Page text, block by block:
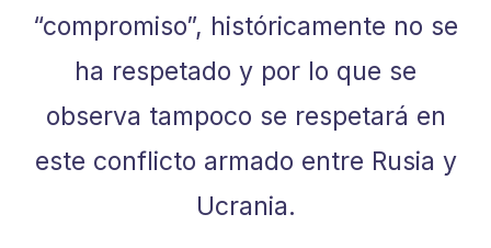
“compromiso”, históricamente no se
ha respetado y por lo que se
observa tampoco se respetará en
este conflicto armado entre Rusia y
Ucrania.